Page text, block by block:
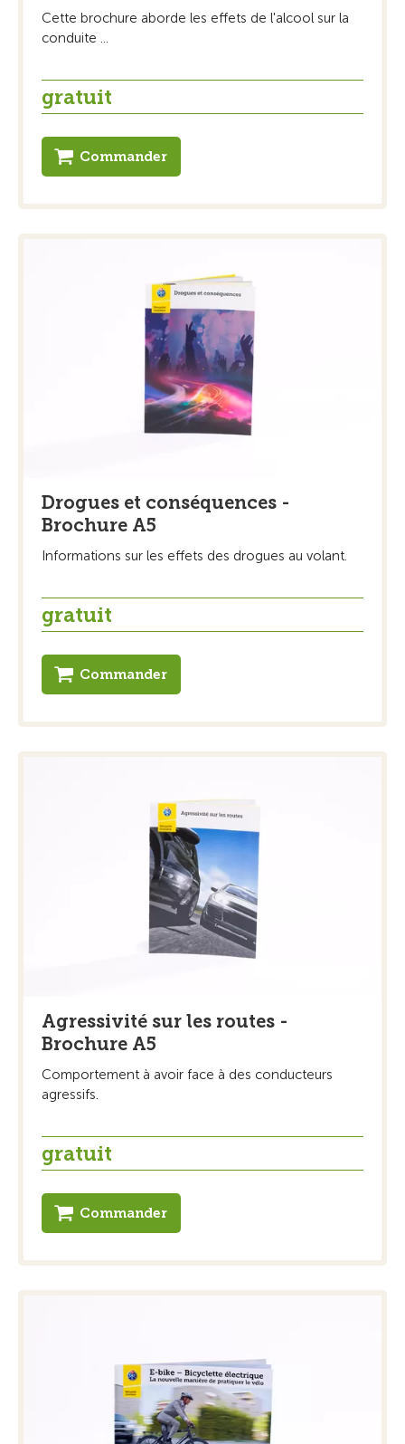
Cette brochure aborde les effets de l'alcool sur la
conduite ...
gratuit
Commander
Drogues et conséquences -
Brochure A5
Informations sur les effets des drogues au volant.
gratuit
Commander
Agressivité sur les routes -
Brochure A5
Comportement à avoir face à des conducteurs
agressifs.
gratuit
Commander